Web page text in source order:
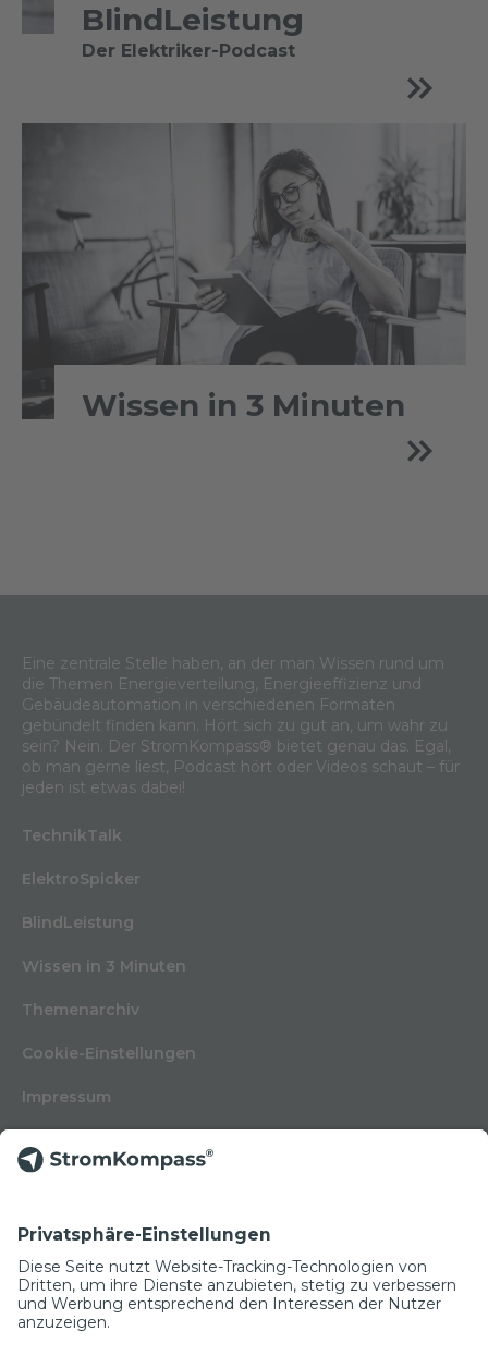
BlindLeistung
Der Elektriker-Podcast
Wissen in 3 Minuten
Eine zentrale Stelle haben, an der man Wissen rund um
die Themen Energieverteilung, Energieeffizienz und
Gebäudeautomation in verschiedenen Formaten
gebündelt finden kann. Hört sich zu gut an, um wahr zu
sein? Nein. Der StromKompass® bietet genau das. Egal,
ob man gerne liest, Podcast hört oder Videos schaut – für
jeden ist etwas dabei!
TechnikTalk
ElektroSpicker
BlindLeistung
Wissen in 3 Minuten
Themenarchiv
Cookie-Einstellungen
Impressum
Kontakt
Glossar